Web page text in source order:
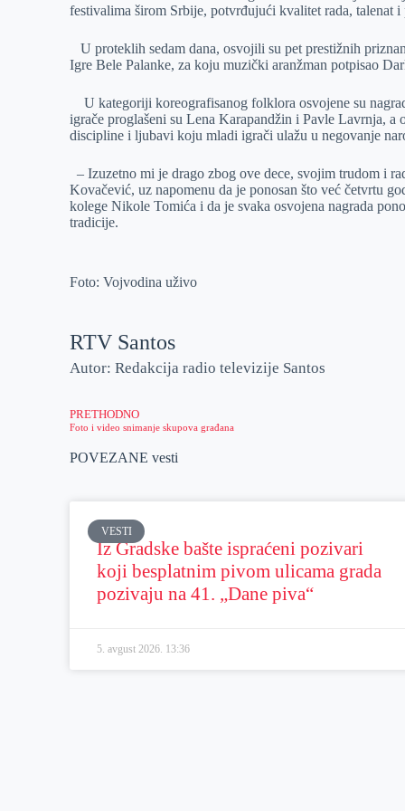
p
festivalima širom Srbije, potvrđujući kvalitet rada, talenat
U proteklih sedam dana, osvojili su pet prestižnih
Igre Bele Palanke, za koju muzički aranžman potpisao
U kategoriji koreografisanog folklora osvojene su
igrače proglašeni su Lena Karapandžin i Pavle Lavrnja,
discipline i ljubavi koju mladi igrači ulažu u negovanje
– Izuzetno mi je drago zbog ove dece, svojim trudom i
Kovačević, uz napomenu da je ponosan što već četvrtu
kolege Nikole Tomića i da je svaka osvojena nagrada
tradicije.
Foto: Vojvodina uživo
RTV Santos
Autor: Redakcija radio televizije Santos
PRETHODNO
Foto i video snimanje skupova građana
POVEZANE vesti
VESTI
Iz Gradske bašte ispraćeni pozivari
koji besplatnim pivom ulicama grada
pozivaju na 41. „Dane piva“
5. avgust 2026. 13:36